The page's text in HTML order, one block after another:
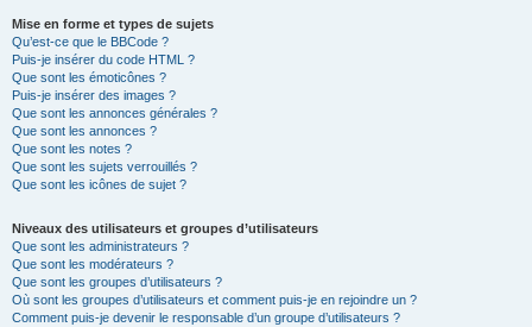
Mise en forme et types de sujets
Qu’est-ce que le BBCode ?
Puis-je insérer du code HTML ?
Que sont les émoticônes ?
Puis-je insérer des images ?
Que sont les annonces générales ?
Que sont les annonces ?
Que sont les notes ?
Que sont les sujets verrouillés ?
Que sont les icônes de sujet ?
Niveaux des utilisateurs et groupes d’utilisateurs
Que sont les administrateurs ?
Que sont les modérateurs ?
Que sont les groupes d’utilisateurs ?
Où sont les groupes d’utilisateurs et comment puis-je en rejoindre un ?
Comment puis-je devenir le responsable d’un groupe d’utilisateurs ?